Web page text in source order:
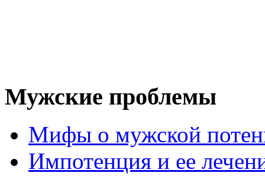
Мужские проблемы
Мифы о мужской
Импотенция и ее